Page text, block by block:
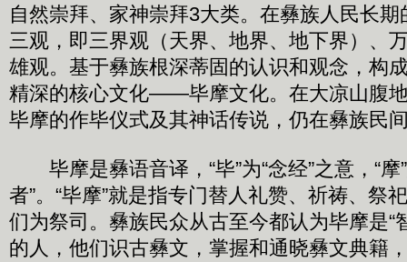
自然崇拜、家神崇拜3大类。在彝族人民长
三观，即三界观（天界、地界、地下界）、
雄观。基于彝族根深蒂固的认识和观念，构
精深的核心文化——毕摩文化。在大凉山腹
毕摩的作毕仪式及其神话传说，仍在彝族民
毕摩是彝语音译，“毕”为“念经”之意，“摩
者”。“毕摩”就是指专门替人礼赞、祈祷、祭
们为祭司。彝族民众从古至今都认为毕摩是“
的人，他们识古彝文，掌握和通晓彝文典籍